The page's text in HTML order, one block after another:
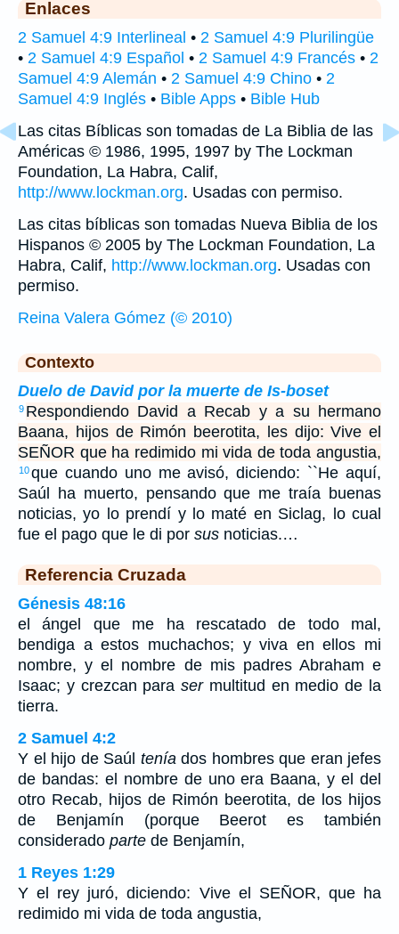
Enlaces
2 Samuel 4:9 Interlineal • 2 Samuel 4:9 Plurilingüe
• 2 Samuel 4:9 Español • 2 Samuel 4:9 Francés • 2
Samuel 4:9 Alemán • 2 Samuel 4:9 Chino • 2
Samuel 4:9 Inglés • Bible Apps • Bible Hub
Las citas Bíblicas son tomadas de La Biblia de las
Américas © 1986, 1995, 1997 by The Lockman
Foundation, La Habra, Calif,
http://www.lockman.org. Usadas con permiso.
Las citas bíblicas son tomadas Nueva Biblia de los
Hispanos © 2005 by The Lockman Foundation, La
Habra, Calif, http://www.lockman.org. Usadas con
permiso.
Reina Valera Gómez (© 2010)
Contexto
Duelo de David por la muerte de Is-boset
9 Respondiendo David a Recab y a su hermano
Baana, hijos de Rimón beerotita, les dijo: Vive el
SEÑOR que ha redimido mi vida de toda angustia,
10que cuando uno me avisó, diciendo: ``He aquí,
Saúl ha muerto, pensando que me traía buenas
noticias, yo lo prendí y lo maté en Siclag, lo cual
fue el pago que le di por sus noticias.…
Referencia Cruzada
Génesis 48:16
el ángel que me ha rescatado de todo mal,
bendiga a estos muchachos; y viva en ellos mi
nombre, y el nombre de mis padres Abraham e
Isaac; y crezcan parasermultitud en medio de la
tierra.
2 Samuel 4:2
Y el hijo de Saúl tenía dos hombres que eran jefes
de bandas: el nombre de uno era Baana, y el del
otro Recab, hijos de Rimón beerotita, de los hijos
de Benjamín (porque Beerot es también
considerado parte de Benjamín,
1 Reyes 1:29
Y el rey juró, diciendo: Vive el SEÑOR, que ha
redimido mi vida de toda angustia,